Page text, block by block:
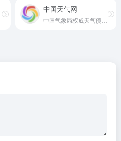
中国天气网